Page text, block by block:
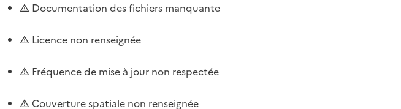
Documentation des fichiers manquante
Licence non renseignée
Fréquence de mise à jour non respectée
Couverture spatiale non renseignée